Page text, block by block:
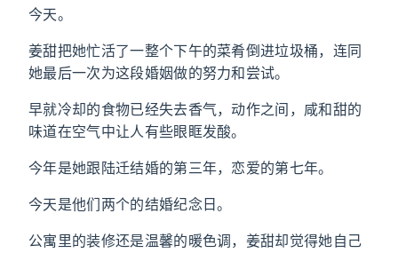
今天。
姜甜把她忙活了一整个下午的菜肴倒进垃圾桶，连同
她最后一次为这段婚姻做的努力和尝试。
早就冷却的食物已经失去香气，动作之间，咸和甜的
味道在空气中让人有些眼眶发酸。
今年是她跟陆迁结婚的第三年，恋爱的第七年。
今天是他们两个的结婚纪念日。
公寓里的装修还是温馨的暖色调，姜甜却觉得她自己